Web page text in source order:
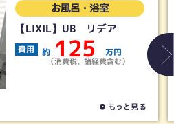
お風呂・浴室
【LIXIL】UB リデア
費用 約 125 万円
（消費税、諸経費含む）
もっと見る